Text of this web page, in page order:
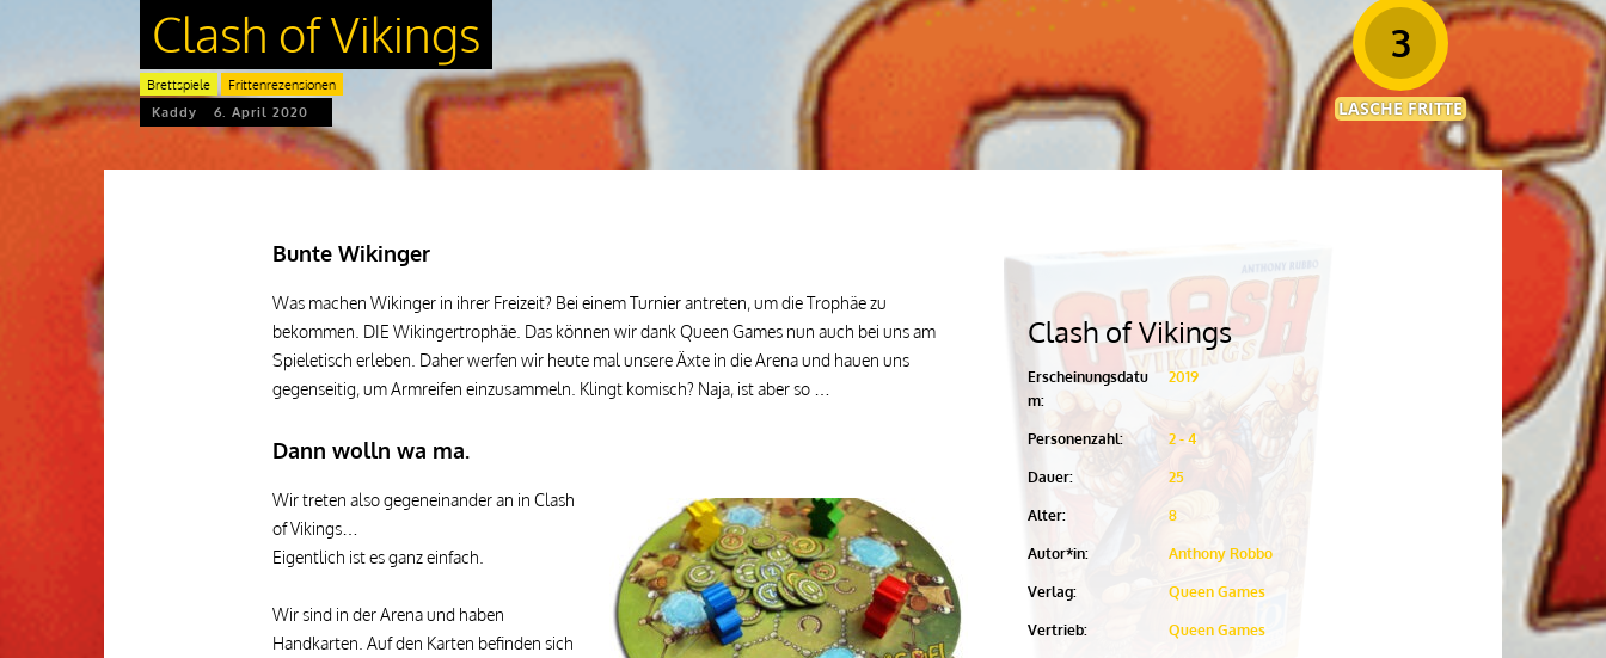
Clash of Vikings
Brettspiele
Frittenrezensionen
Kaddy
6. April 2020
3
LASCHE FRITTE
Bunte Wikinger
Was machen Wikinger in ihrer Freizeit? Bei einem Turnier antreten, um die Trophäe zu
bekommen. DIE Wikingertrophäe. Das können wir dank Queen Games nun auch bei uns am
Spieletisch erleben. Daher werfen wir heute mal unsere Äxte in die Arena und hauen uns
gegenseitig, um Armreifen einzusammeln. Klingt komisch? Naja, ist aber so …
Dann wolln wa ma.
Wir treten also gegeneinander an in Clash
of Vikings…
Eigentlich ist es ganz einfach.
Wir sind in der Arena und haben
Handkarten. Auf den Karten befinden sich
Clash of Vikings
Erscheinungsdatu
m:
2019
Personenzahl: 2 - 4
Dauer: 25
Alter: 8
Autor*in: Anthony Robbo
Verlag: Queen Games
Vertrieb: Queen Games